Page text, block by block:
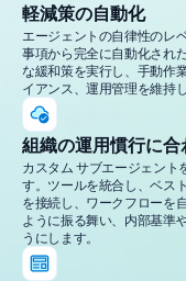
軽減策の自動化
エージェントの自律性のレ
事項から完全に自動化され
な緩和策を実行し、手動作
イアンス、運用管理を維持し
組織の運用慣行に
カスタム サブエージェント
す。ツールを統合し、ベス
を接続し、ワークフローを
ように振る舞い、内部基準
うにします。